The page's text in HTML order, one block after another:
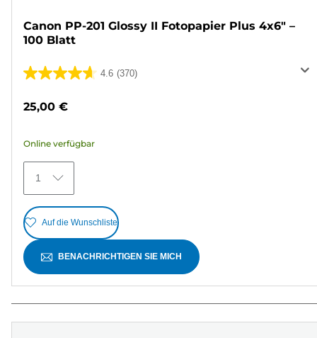
Canon PP-201 Glossy II Fotopapier Plus 4x6" –
100 Blatt
4.6 (370)
4.6
5
370
Bewertungen
25,00 €
Online verfügbar
1
Auf die Wunschliste
BENACHRICHTIGEN SIE MICH